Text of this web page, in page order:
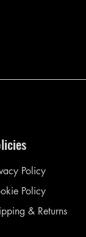
Policy
Policy
& Returns